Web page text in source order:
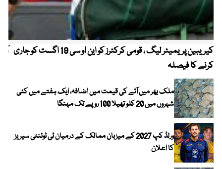
کیریبین پریمیئر لیگ ، قومی کرکٹرز کو این او سی 19 اگست کو جاری
کرنے کا فیصلہ
ملک بھر میں آٹے کی قیمت میں اضافہ، ایک ہفتے میں کئی
شہروں میں 20 کلو تھیلا 100 روپے تک مہنگا
ورلڈ کپ 2027 کے میزبان ممالک کے درمیان ٹی ٹوئنٹی سیریز
کا اعلان